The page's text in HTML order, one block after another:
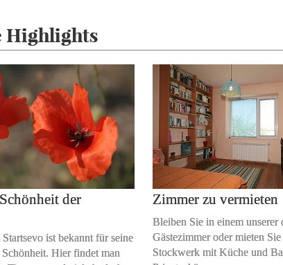
Highlights
der
ist bekannt für seine
Hier findet man
Zimmer zu vermieten
Bleiben Sie in einem unserer
Gästezimmer oder mieten
Stockwerk mit Küche und